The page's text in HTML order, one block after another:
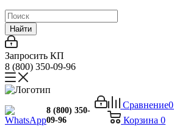
Найти
Запросить КП
8 (800) 350-09-96
Сравнение0
Корзина 0
8 (800) 350-
09-96